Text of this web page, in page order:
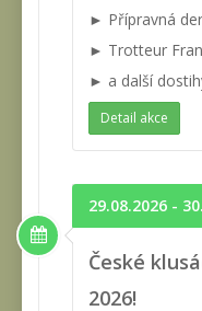
► Přípravná
► Trotteur
► a další
Detail akce
29.08.2026 -
České
2026!